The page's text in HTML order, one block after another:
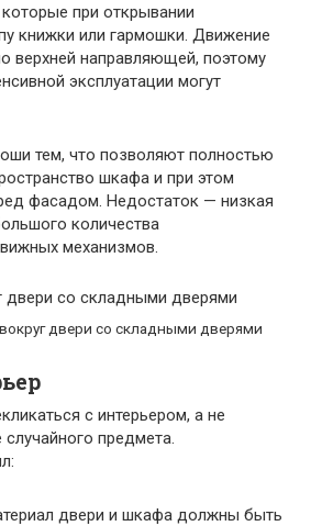
при открывании
книжки или гармошки. Движение
верхней направляющей, поэтому
эксплуатации могут
тем, что позволяют полностью
шкафа и при этом
фасадом. Недостаток — низкая
количества
механизмов.
двери со складными дверями
с интерьером, а не
предмета.
двери и шкафа должны быть